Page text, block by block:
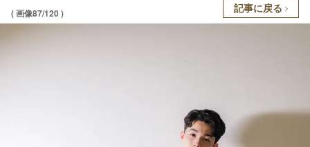
( 画像87/120 ) 記事に戻る